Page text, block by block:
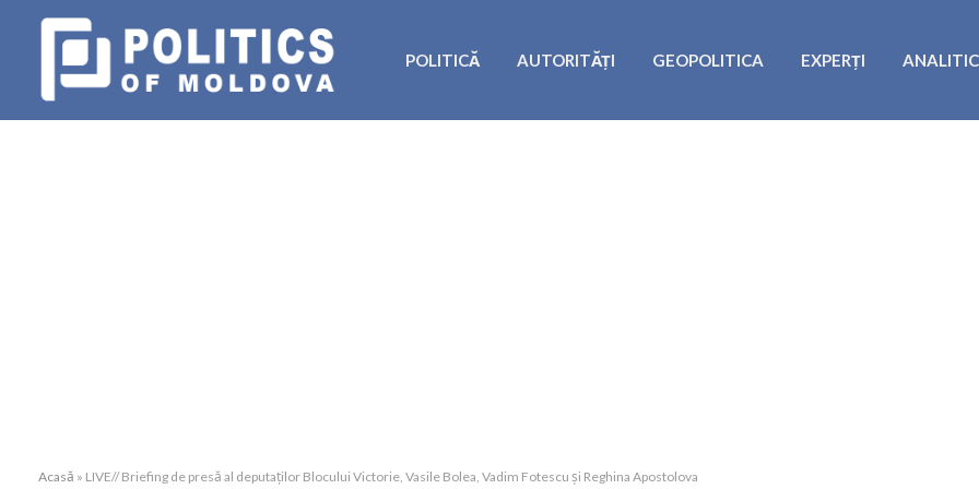
POLITICĂ AUTORITĂȚI GEOPOLITICA EXPERȚI
Acasă » LIVE// Briefing de presă al deputaților Blocului Victorie, Vasile Bolea, Vadim Fotescu și Reghina Apostolova